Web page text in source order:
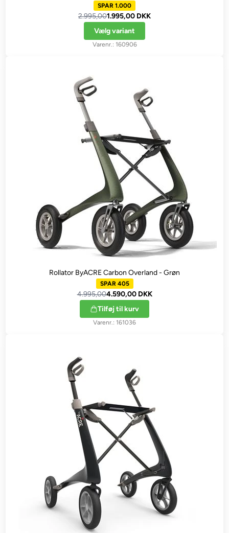
SPAR 1.000
2.995,001.995,00 DKK
Vælg variant
160906
Rollator ByACRE Carbon Overland - Grøn
SPAR 405
4.995,004.590,00 DKK
Tilføj til kurv
161036